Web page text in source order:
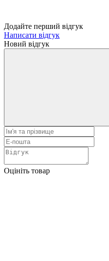
Додайте перший відгук
Написати відгук
Новий відгук
Оцініть товар